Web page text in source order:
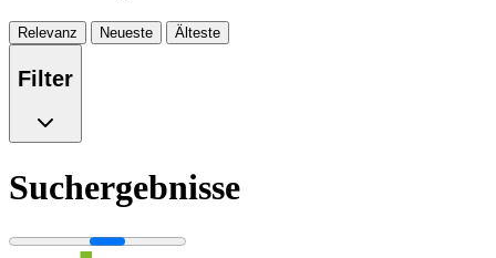
Relevanz Neueste Älteste
Filter
Suchergebnisse